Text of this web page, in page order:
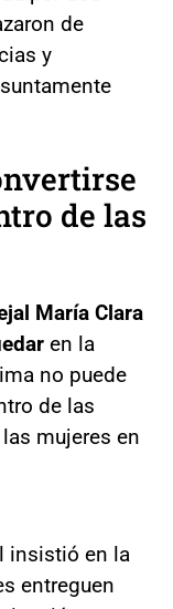
de
y
de las
María Clara
en la
no puede
de las
mujeres en
insistió en la
entreguen